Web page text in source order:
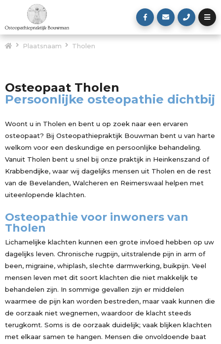
Plaatsnaam Tholen
Osteopaat Tholen
Persoonlijke osteopathie dichtbij
Woont u in Tholen en bent u op zoek naar een ervaren
osteopaat? Bij Osteopathiepraktijk Bouwman bent u van harte
welkom voor een deskundige en persoonlijke behandeling.
Vanuit Tholen bent u snel bij onze praktijk in Heinkenszand of
Krabbendijke, waar wij dagelijks mensen uit Tholen en de rest
van de Bevelanden, Walcheren en Reimerswaal helpen met
uiteenlopende klachten.
Osteopathie voor inwoners van
Tholen
Lichamelijke klachten kunnen een grote invloed hebben op uw
dagelijks leven. Chronische rugpijn, uitstralende pijn in arm of
been, migraine, whiplash, slechte darmwerking, buikpijn. Veel
mensen leven met dit soort klachten die niet makkelijk te
behandelen zijn. In sommige gevallen zijn er middelen
waarmee de pijn kan worden bestreden, maar vaak kunnen die
de oorzaak niet wegnemen, waardoor de klacht steeds
terugkomt. Soms is de oorzaak duidelijk; vaak blijken klachten
met elkaar samen te hangen. Mensen die onvoldoende baat